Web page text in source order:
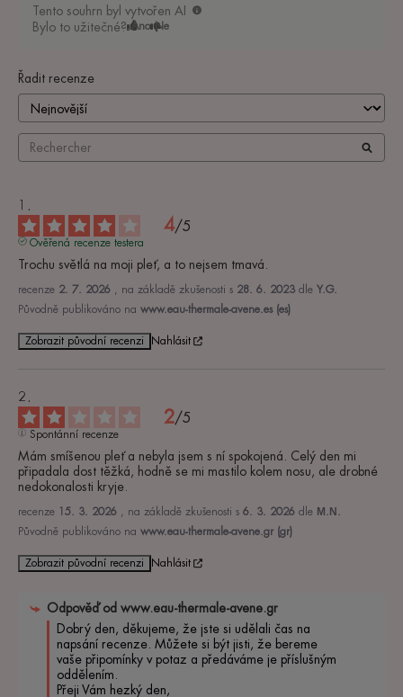
Tento souhrn byl vytvořen AI
Bylo to užitečné?
Ano Ne
Řadit recenze
4/5
Ověřená recenze testera
Trochu světlá na moji pleť, a to nejsem tmavá.
recenze 2. 7. 2026 , na základě zkušenosti s 28. 6. 2023 dle Y.G.
Původně publikováno na www.eau-thermale-avene.es (es)
Zobrazit původní recenzi Nahlásit
2/5
Spontánní recenze
Mám smíšenou pleť a nebyla jsem s ní spokojená. Celý den mi
připadala dost těžká, hodně se mi mastilo kolem nosu, ale drobné
nedokonalosti kryje.
recenze 15. 3. 2026 , na základě zkušenosti s 6. 3. 2026 dle Μ.Ν.
Původně publikováno na www.eau-thermale-avene.gr (gr)
Zobrazit původní recenzi Nahlásit
Odpověď od www.eau-thermale-avene.gr
Dobrý den, děkujeme, že jste si udělali čas na
napsání recenze. Můžete si být jisti, že bereme
vaše připomínky v potaz a předáváme je příslušným
oddělením.
Přeji Vám hezký den,